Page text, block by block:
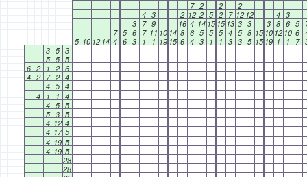
7 2 2
2
4 3 2 12 2 5 2 7 12 12 4 3
3 7 9 16 4 14 15 15 13 3 3 3 8 6 5
7 5 6 7 11 10 14 8 6 5 5 5 4 5 8 15 10 12 10 6
5 10 12 14 4 6 3 1 1 19 15 6 4 3 1 1 3 3 5 15 19 1 1 7
3 5 3
5 5 5
6 2 1 2 6
4 2 7 2 4
4 5 4
4
1 1 4
4 5 5
5 3 5
4 12 4
4 17 5
4 19 5
4 19 5
28
28